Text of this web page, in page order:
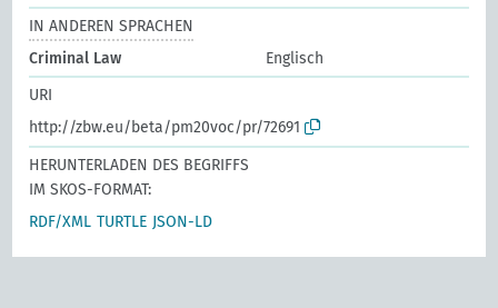
IN ANDEREN SPRACHEN
Criminal Law
Englisch
URI
http://zbw.eu/beta/pm20voc/pr/72691
HERUNTERLADEN DES BEGRIFFS
IM SKOS-FORMAT:
RDF/XML TURTLE JSON-LD